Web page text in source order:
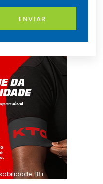
ENVIAR
18+